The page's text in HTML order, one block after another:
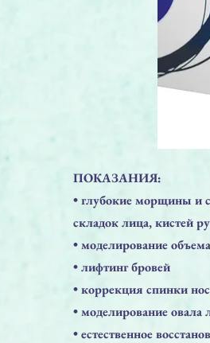
ПОКАЗАНИЯ:
• глубокие морщины и
складок лица, кистей
• моделирование
• лифтинг бровей
• коррекция спинки
• моделирование овала
• естественное